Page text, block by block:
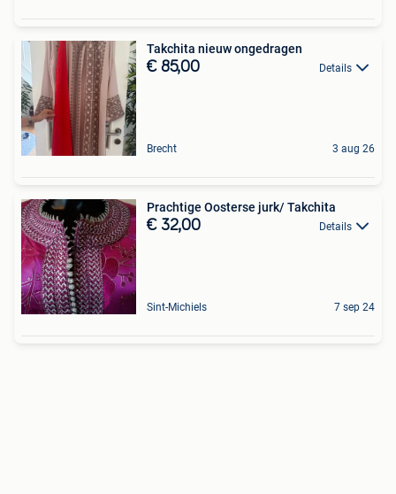
Takchita nieuw ongedragen
€ 85,00 Details
Brecht 3 aug 26
Prachtige Oosterse jurk/ Takchita
€ 32,00 Details
Sint-Michiels 7 sep 24